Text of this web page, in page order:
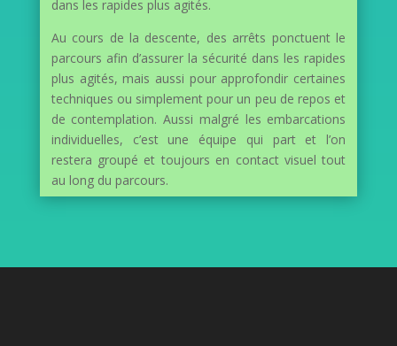
dans les rapides plus agités.
Au cours de la descente, des arrêts ponctuent le
parcours afin d’assurer la sécurité dans les rapides
plus agités, mais aussi pour approfondir certaines
techniques ou simplement pour un peu de repos et
de contemplation. Aussi malgré les embarcations
individuelles, c’est une équipe qui part et l’on
restera groupé et toujours en contact visuel tout
au long du parcours.